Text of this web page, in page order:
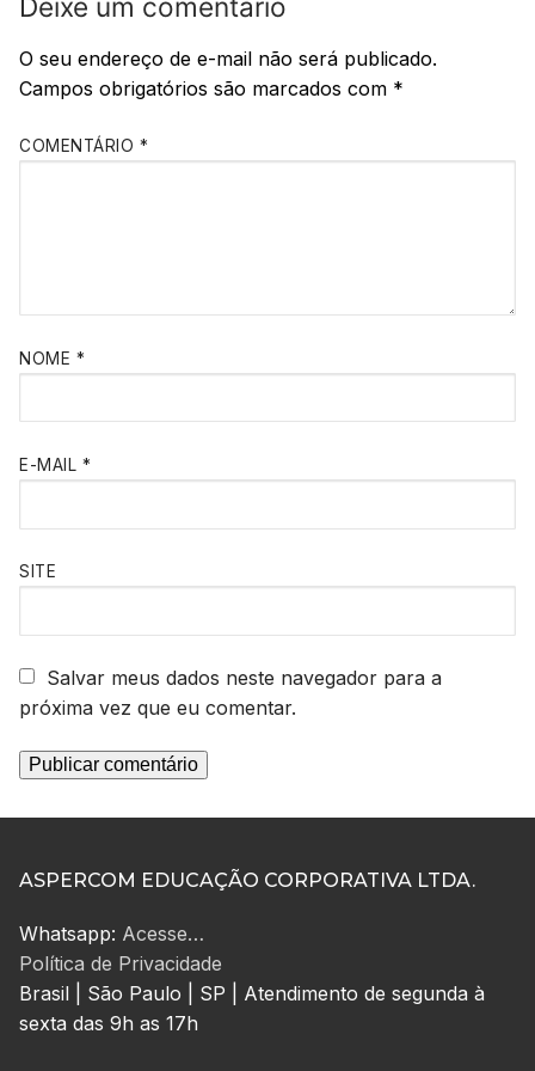
Deixe um comentário
O seu endereço de e-mail não será publicado.
Campos obrigatórios são marcados com *
COMENTÁRIO *
NOME *
E-MAIL *
SITE
Salvar meus dados neste navegador para a
próxima vez que eu comentar.
ASPERCOM EDUCAÇÃO CORPORATIVA LTDA.
Whatsapp: Acesse…
Política de Privacidade
Brasil | São Paulo | SP | Atendimento de segunda à
sexta das 9h as 17h